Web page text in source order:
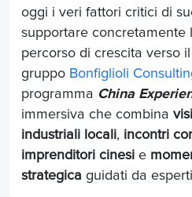
oggi i veri fattori critici di
supportare concretamente
percorso di crescita verso
gruppo Bonfiglioli
programma China
immersiva che combina
industriali locali, incontri
imprenditori cinesi e
strategica guidati da